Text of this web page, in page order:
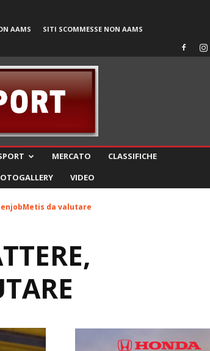
AAMS SITI SCOMMESSE NON AAMS
MERCATO
CLASSIFICHE
VIDEO
da valutare